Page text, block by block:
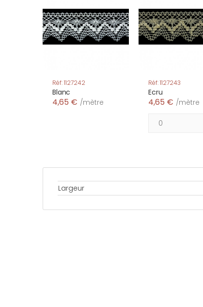
Réf: 1127242
Blanc
4,65 € /mètre
Réf: 1127243
Ecru
4,65 € /mètre
Largeur